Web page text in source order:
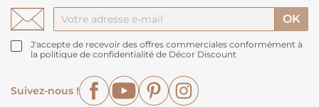
J'accepte de recevoir des offres commerciales conformément à
la politique de confidentialité de Décor Discount
Suivez-nous !
FacebookYouTubePinterest